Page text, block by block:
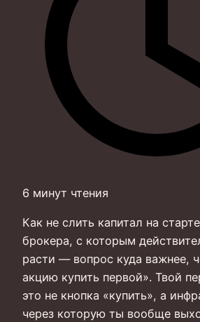
6 минут чтения
Как не слить капитал на
брокера, с которым
расти — вопрос куда важнее,
акцию купить первой». Твой
это не кнопка «купить», а
через которую ты вообще